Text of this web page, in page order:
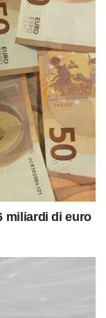
miliardi di euro